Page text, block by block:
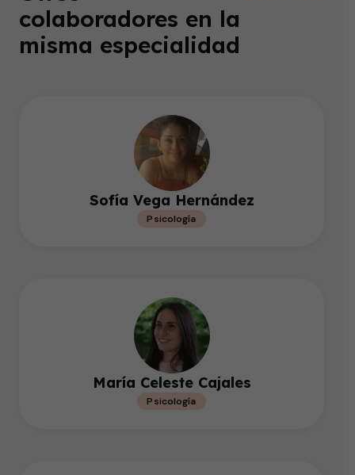
colaboradores en la
misma especialidad
Sofía Vega Hernández
Psicología
María Celeste Cajales
Psicología